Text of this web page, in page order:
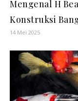
Mengenal H
Konstruksi
14 Mei 2025